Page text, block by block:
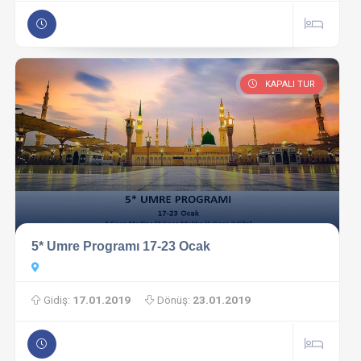
KAPALI TUR
5* Umre Programı 17-23 Ocak
Gidiş: 17.01.2019 Dönüş: 23.01.2019